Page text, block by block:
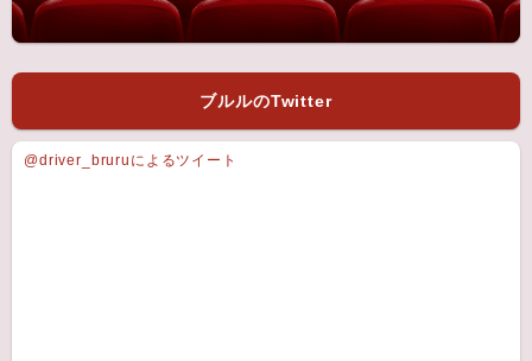
ブルルのTwitter
@driver_bruruによるツイート